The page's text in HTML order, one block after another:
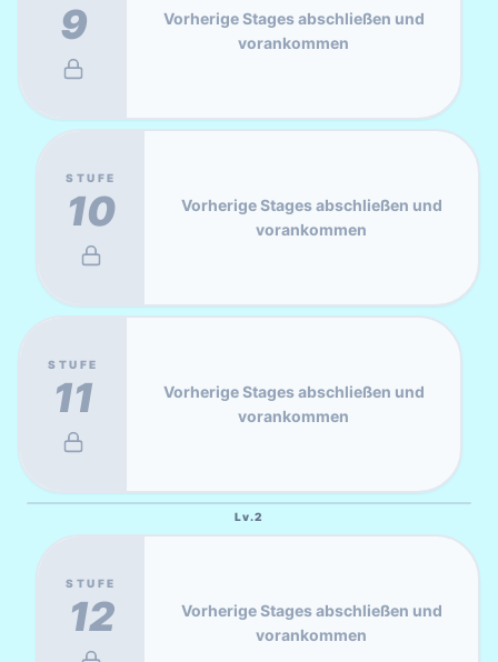
9
Vorherige Stages abschließen und
vorankommen
STUFE
10
Vorherige Stages abschließen und
vorankommen
STUFE
11
Vorherige Stages abschließen und
vorankommen
Lv.2
STUFE
12
Vorherige Stages abschließen und
vorankommen